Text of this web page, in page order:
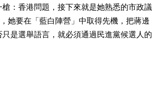
：香港問題，接下來就是她熟悉的市政議
她要在「藍白陣營」中取得先機，把蔣邊
是選舉語言，就必須通過民進黨候選人的